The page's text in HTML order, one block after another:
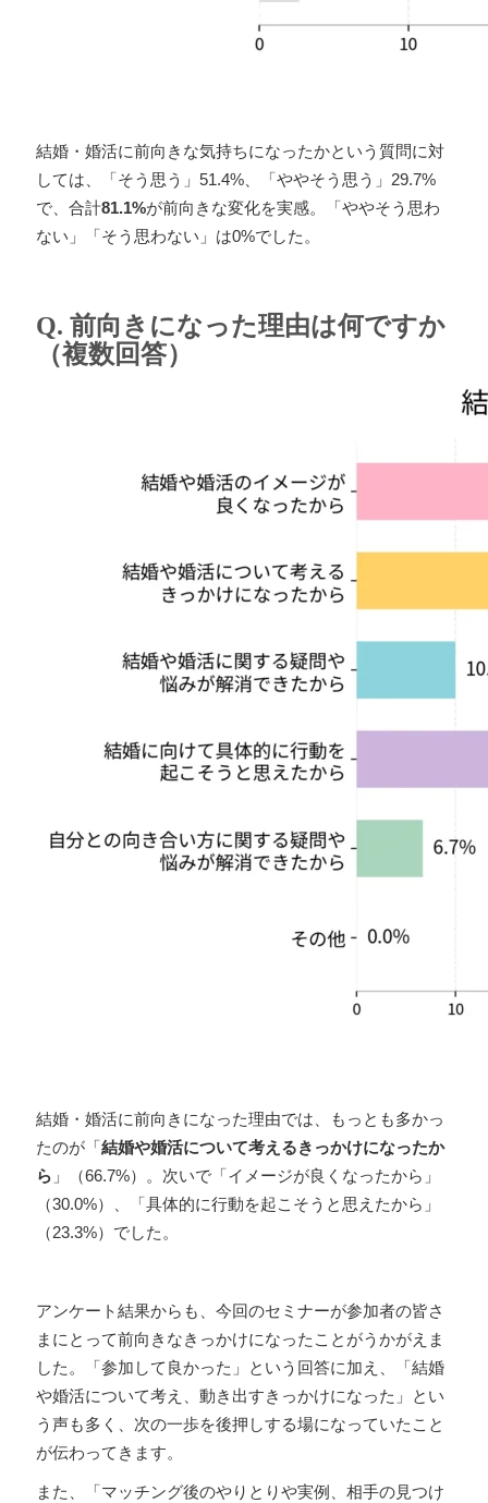
結婚・婚活に前向きな気持ちになったかという質問に対
しては、「そう思う」51.4%、「ややそう思う」29.7%
で、合計81.1%が前向きな変化を実感。「ややそう思わ
ない」「そう思わない」は0%でした。
Q. 前向きになった理由は何ですか
（複数回答）
結婚・婚活に前向きになった理由では、もっとも多かっ
たのが「結婚や婚活について考えるきっかけになったか
ら 」（66.7%）。次いで「イメージが良くなったから」
（30.0%）、「具体的に行動を起こそうと思えたから」
（23.3%）でした。
アンケート結果からも、今回のセミナーが参加者の皆さ
まにとって前向きなきっかけになったことがうかがえま
した。「参加して良かった」という回答に加え、「結婚
や婚活について考え、動き出すきっかけになった」とい
う声も多く、次の一歩を後押しする場になっていたこと
が伝わってきます。
また、「マッチング後のやりとりや実例、相手の見つけ